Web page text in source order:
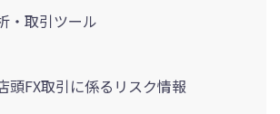
・取引ツール
頭FX取引に係るリスク情報